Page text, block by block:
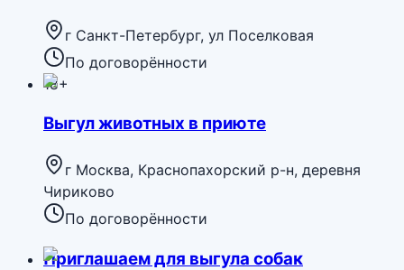
г Санкт-Петербург, ул Поселковая
По договорённости
18+
Выгул животных в приюте
г Москва, Краснопахорский р-н, деревня
Чириково
По договорённости
Приглашаем для выгула собак